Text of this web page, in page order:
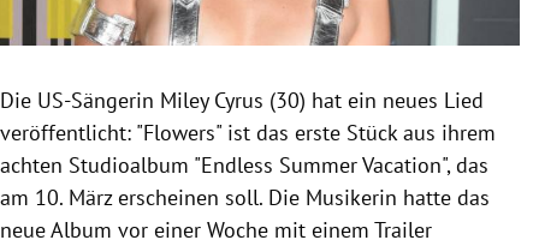
Untermenü
Untermenü
Die US-Sängerin Miley Cyrus (30) hat ein neues Lied
veröffentlicht: "Flowers" ist das erste Stück aus ihrem
achten Studioalbum "Endless Summer Vacation", das
am 10. März erscheinen soll. Die Musikerin hatte das
neue Album vor einer Woche mit einem Trailer